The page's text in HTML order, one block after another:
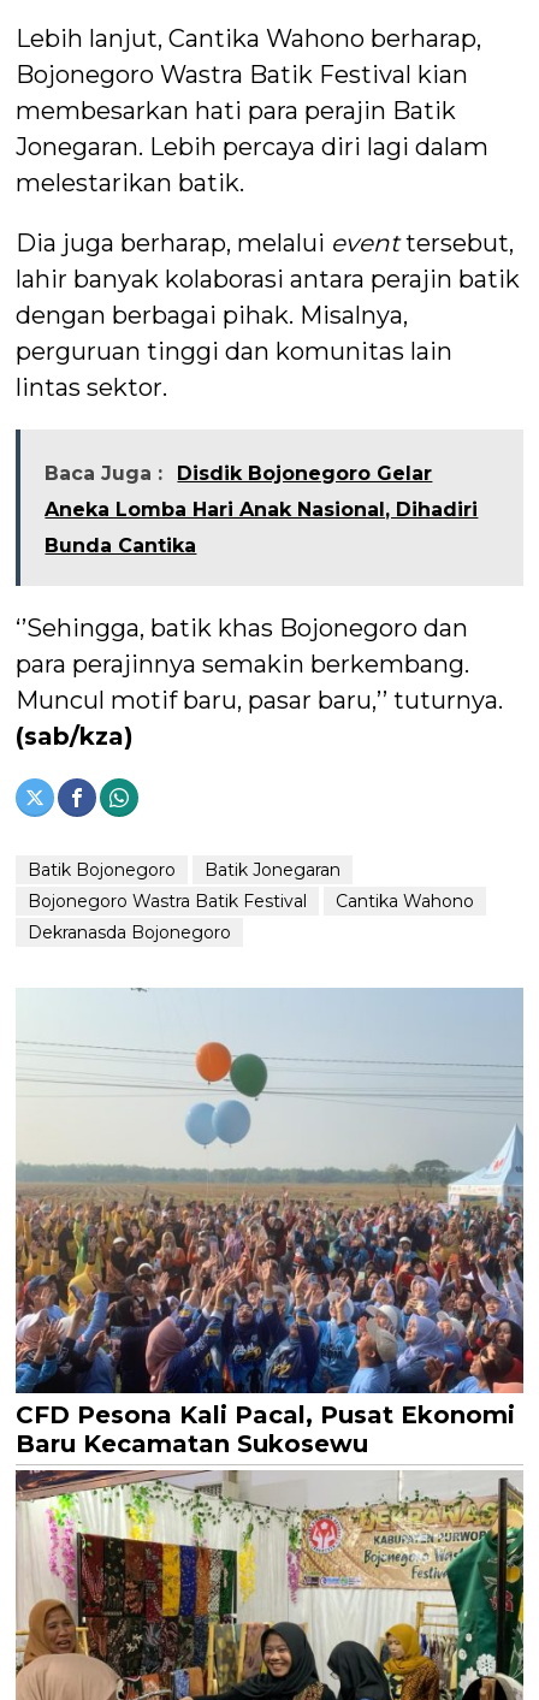
Lebih lanjut, Cantika Wahono berharap,
Bojonegoro Wastra Batik Festival kian
membesarkan hati para perajin Batik
Jonegaran. Lebih percaya diri lagi dalam
melestarikan batik.
Dia juga berharap, melalui eventtersebut,
lahir banyak kolaborasi antara perajin batik
dengan berbagai pihak. Misalnya,
perguruan tinggi dan komunitas lain
lintas sektor.
Baca Juga :
Disdik Bojonegoro Gelar
Aneka Lomba Hari Anak Nasional, Dihadiri
Bunda Cantika
‘’Sehingga, batik khas Bojonegoro dan
para perajinnya semakin berkembang.
Muncul motif baru, pasar baru,’’ tuturnya.
(sab/kza)
Batik Bojonegoro
Batik Jonegaran
Bojonegoro Wastra Batik Festival
Cantika Wahono
Dekranasda Bojonegoro
CFD Pesona Kali Pacal, Pusat Ekonomi
Baru Kecamatan Sukosewu